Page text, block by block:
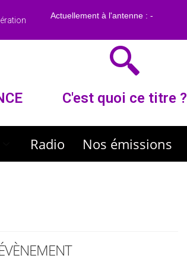
C'est quoi ce titre ?
Radio Nos émissions